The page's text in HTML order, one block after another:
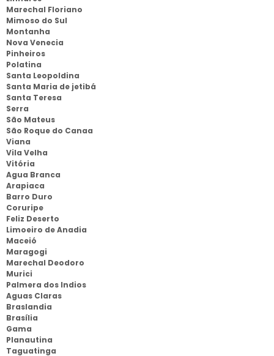
Marechal Floriano
Mimoso do Sul
Montanha
Nova Venecia
Pinheiros
Polatina
Santa Leopoldina
Santa Maria de jetibá
Santa Teresa
Serra
São Mateus
São Roque do Canaa
Viana
Vila Velha
Vitória
Agua Branca
Arapiaca
Barro Duro
Coruripe
Feliz Deserto
Limoeiro de Anadia
Maceió
Maragogi
Marechal Deodoro
Murici
Palmera dos Indios
Aguas Claras
Braslandia
Brasília
Gama
Planautina
Taguatinga